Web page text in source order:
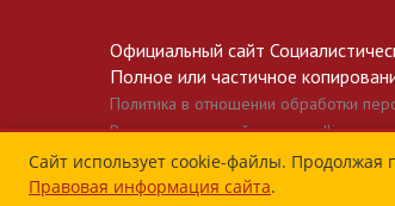
Официальный сайт
Полное или частичное
Политика в отношении обработки
Все материалы сайта spravedlivo.ru
Сайт использует cookie-файлы. Продолжая
Правовая информация сайта.